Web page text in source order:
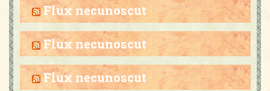
h
i
a
C
o
Flux necunoscut
Flux necunoscut
Flux necunoscut